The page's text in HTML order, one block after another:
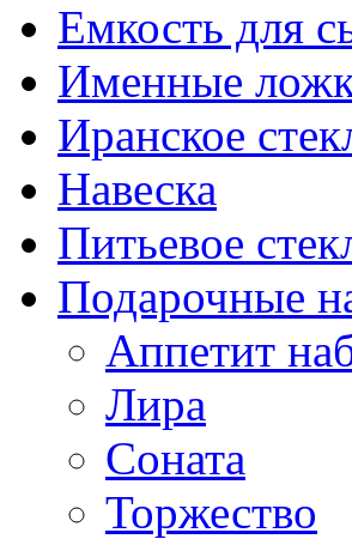
Емкость для
Именные
Иранское
Навеска
Питьевое
Подарочные
Аппетит
Лира
Соната
Торжество